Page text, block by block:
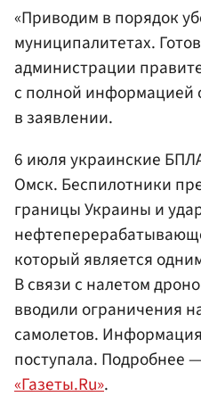
«Приводим в порядок
муниципалитетах.
администрации
с полной информацией
в заявлении.
6 июля украинские
Омск. Беспилотники
границы Украины и
который является
В связи с налетом
вводили ограничения
самолетов.
поступала. Подробнее
«Газеты.Ru».